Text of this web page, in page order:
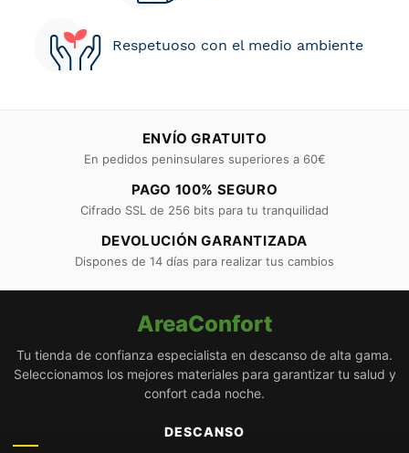
Respetuoso con el medio ambiente
ENVÍO GRATUITO
En pedidos peninsulares superiores a 60€
PAGO 100% SEGURO
Cifrado SSL de 256 bits para tu tranquilidad
DEVOLUCIÓN GARANTIZADA
Dispones de 14 días para realizar tus cambios
AreaConfort
Tu tienda de confianza especialista en descanso de alta gama.
Seleccionamos los mejores materiales para garantizar tu salud y
confort cada noche.
DESCANSO